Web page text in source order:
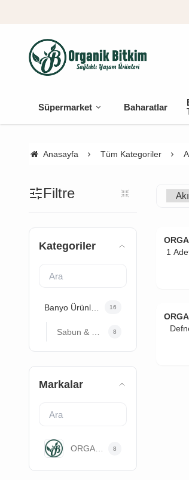
Süpermarket Baharatlar
Anasayfa Tüm Kategoriler
Filtre
Kategoriler
16
8
Markalar
8
1